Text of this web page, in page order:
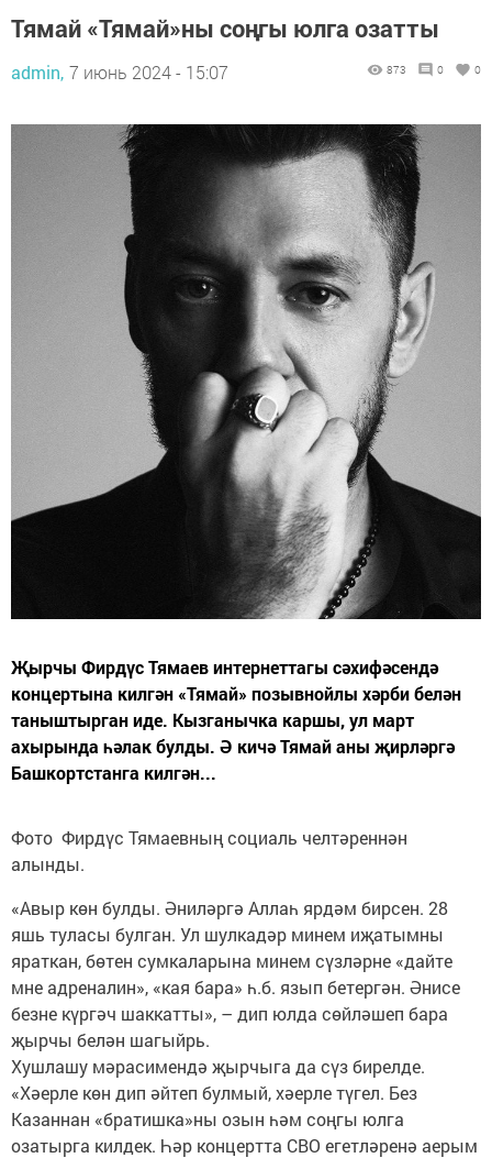
Тямай «Тямай»ны соңгы юлга озатты
admin, 7 июнь 2024 - 15:07 873 0 0
Җырчы Фирдүс Тямаев интернеттагы сәхифәсендә
концертына килгән «Тямай» позывнойлы хәрби белән
таныштырган иде. Кызганычка каршы, ул март
ахырында һәлак булды. Ә кичә Тямай аны җирләргә
Башкортстанга килгән...
Фото Фирдүс Тямаевның социаль челтәреннән
алынды.
«Авыр көн булды. Әниләргә Аллаһ ярдәм бирсен. 28
яшь туласы булган. Ул шулкадәр минем иҗатымны
яраткан, бөтен сумкаларына минем сүзләрне «дайте
мне адреналин», «кая бара» һ.б. язып бетергән. Әнисе
безне күргәч шаккатты», – дип юлда сөйләшеп бара
җырчы белән шагыйрь.
Хушлашу мәрасимендә җырчыга да сүз бирелде.
«Хәерле көн дип әйтеп булмый, хәерле түгел. Без
Казаннан «братишка»ны озын һәм соңгы юлга
озатырга килдек. Һәр концертта СВО егетләренә аерым